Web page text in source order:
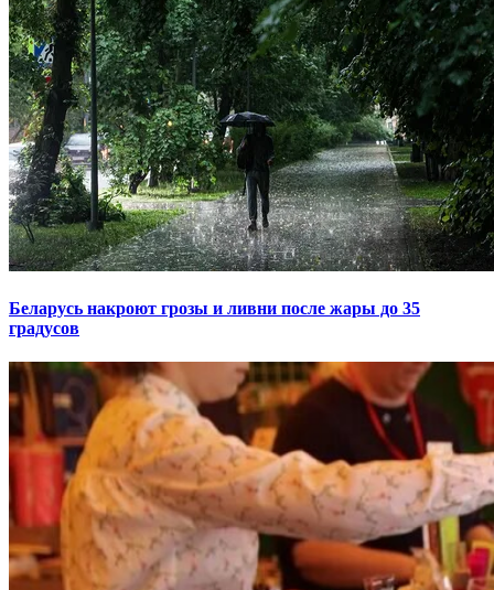
Беларусь накроют грозы и ливни после жары до 35
градусов